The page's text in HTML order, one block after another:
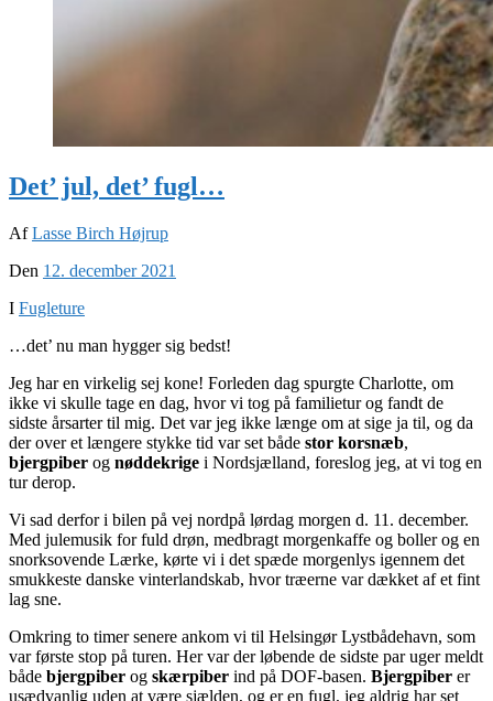
Det’ jul, det’ fugl…
AfLasse Birch Højrup
Den 12. december 2021
I Fugleture
…det’ nu man hygger sig bedst!
Jeg har en virkelig sej kone! Forleden dag spurgte Charlotte, om
ikke vi skulle tage en dag, hvor vi tog på familietur og fandt de
sidste årsarter til mig. Det var jeg ikke længe om at sige ja til, og da
der over et længere stykke tid var set både stor korsnæb,
bjergpiber og nøddekrige i Nordsjælland, foreslog jeg, at vi tog en
tur derop.
Vi sad derfor i bilen på vej nordpå lørdag morgen d. 11. december.
Med julemusik for fuld drøn, medbragt morgenkaffe og boller og en
snorksovende Lærke, kørte vi i det spæde morgenlys igennem det
smukkeste danske vinterlandskab, hvor træerne var dækket af et fint
lag sne.
Omkring to timer senere ankom vi til Helsingør Lystbådehavn, som
var første stop på turen. Her var der løbende de sidste par uger meldt
både bjergpiber og skærpiber ind på DOF-basen. Bjergpiber er
usædvanlig uden at være sjælden, og er en fugl, jeg aldrig har set